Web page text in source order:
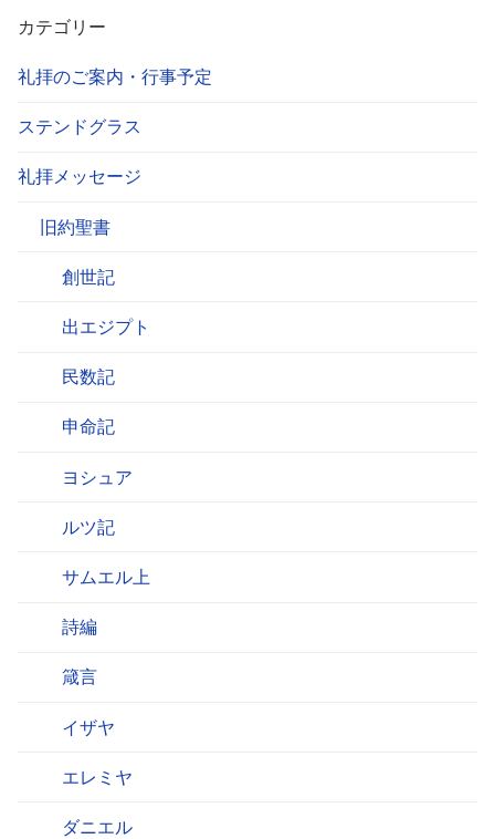
カテゴリー
礼拝のご案内・行事予定
ステンドグラス
礼拝メッセージ
旧約聖書
創世記
出エジプト
民数記
申命記
ヨシュア
ルツ記
サムエル上
詩編
箴言
イザヤ
エレミヤ
ダニエル